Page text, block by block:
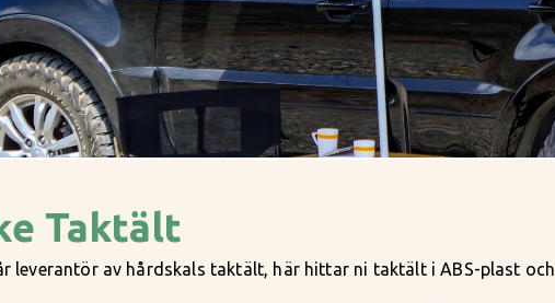
Taktält
leverantör av hårdskals taktält, här hittar ni taktält i ABS-plast och